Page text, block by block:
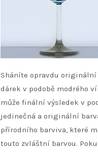
Sháníte opravdu
dárek v podobě modrého
může finální výsledek v
jedinečná a originální
přírodního barviva, které
touto zvláštní barvou.